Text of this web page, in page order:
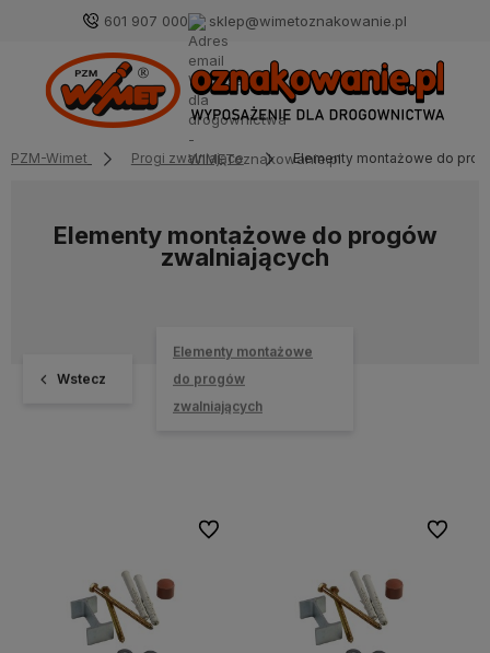
601 907 000 sklep@wimetoznakowanie.pl
PZM-Wimet Progi zwalniające Elementy montażowe do
Elementy montażowe do progów
zwalniających
Wstecz
Elementy montażowe
do progów
zwalniających
Do ulubionych Do